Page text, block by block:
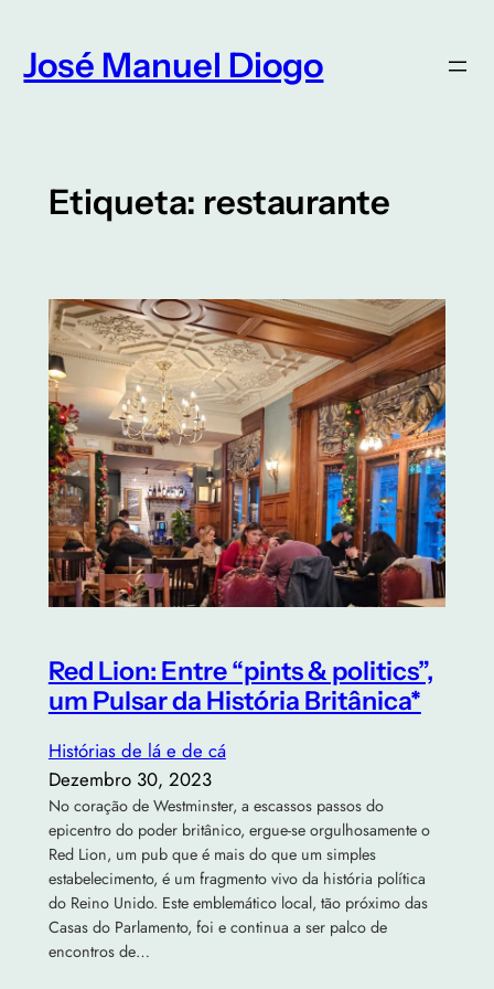
para
José Manuel Diogo
Etiqueta: restaurante
Red Lion: Entre “pints & politics”,
um Pulsar da História Britânica*
Histórias de lá e de cá
Dezembro 30, 2023
No coração de Westminster, a escassos passos do
epicentro do poder britânico, ergue-se orgulhosamente o
Red Lion, um pub que é mais do que um simples
estabelecimento, é um fragmento vivo da história política
do Reino Unido. Este emblemático local, tão próximo das
Casas do Parlamento, foi e continua a ser palco de
encontros de…